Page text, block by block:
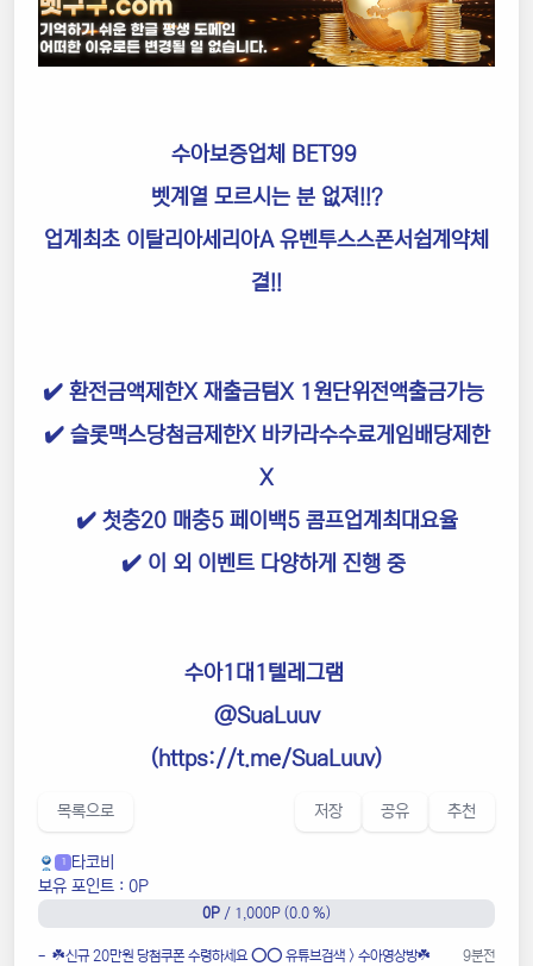
수아보증업체 BET99
벳계열 모르시는 분 없져!!?
업계최초 이탈리아세리아A 유벤투스스폰서쉽계약체
결!!
✔️ 환전금액제한X 재출금텀X 1원단위전액출금가능
✔️ 슬롯맥스당첨금제한X 바카라수수료게임배당제한
X
✔️ 첫충20 매충5 페이백5 콤프업계최대요율
✔️ 이 외 이벤트 다양하게 진행 중
수아1대1텔레그램
@SuaLuuv
( https://t.me/SuaLuuv)
목록으로 저장 공유 추천
1 타코비
보유 포인트 : 0P
0P / 1,000P (0.0 %)
- ☘️️신규 20만원 당첨쿠폰 수령하세요 ⭕️⭕️ 유튜브검색 > 수아영상방☘️
9분전